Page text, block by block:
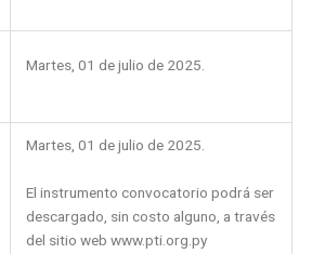
Martes, 01 de julio de 2025.
Martes, 01 de julio de 2025.
El instrumento convocatorio podrá ser
descargado, sin costo alguno, a través
del sitio web www.pti.org.py